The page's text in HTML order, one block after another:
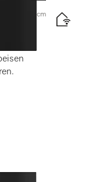
für die 90cm